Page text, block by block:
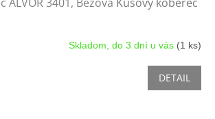
D
A
R
M
Skladom, do 3 dní u vás (1 ks)
DETAIL